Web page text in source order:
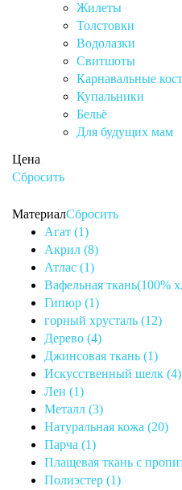
Жилеты
Толстовки
Водолазки
Свитшоты
Карнавальные
Купальники
Бельё
Для будущих мам
Цена
Сбросить
МатериалСбросить
Агат (1)
Акрил (8)
Атлас (1)
Вафельная ткань(100%
Гипюр (1)
горный хрусталь (12)
Дерево (4)
Джинсовая ткань (1)
Искусственный шелк (4)
Лен (1)
Металл (3)
Натуральная кожа (20)
Парча (1)
Плащевая ткань с
Полиэстер (1)